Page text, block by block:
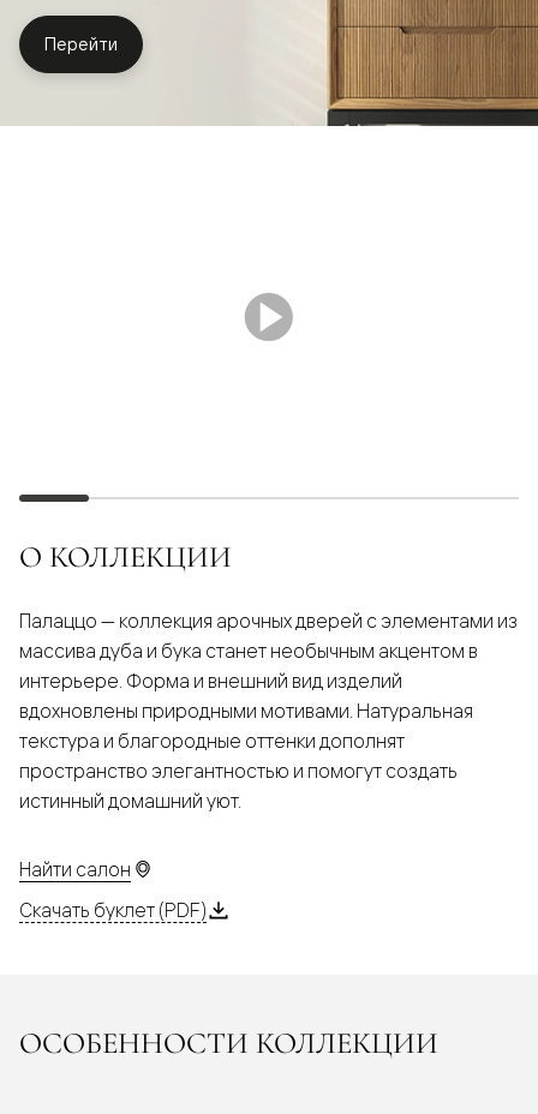
Перейти
О КОЛЛЕКЦИИ
Палаццо — коллекция арочных дверей с элементами из
массива дуба и бука станет необычным акцентом в
интерьере. Форма и внешний вид изделий
вдохновлены природными мотивами. Натуральная
текстура и благородные оттенки дополнят
пространство элегантностью и помогут создать
истинный домашний уют.
Найти салон
Скачать буклет (PDF)
ОСОБЕННОСТИ КОЛЛЕКЦИИ